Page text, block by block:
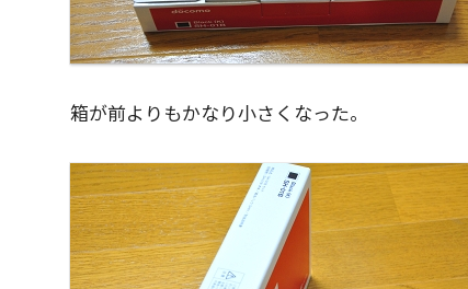
箱が前よりもかなり小さくなった。